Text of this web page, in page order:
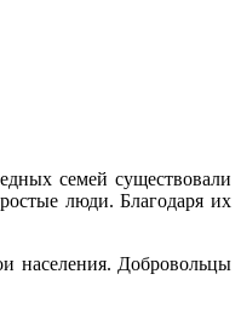
семей существовали
люди. Благодаря их
населения. Добровольцы